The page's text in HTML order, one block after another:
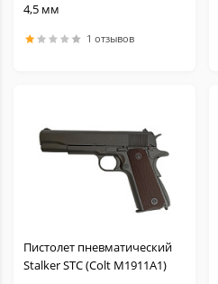
4,5 мм
1 отзывов
Пистолет пневматический
Stalker STC (Colt M1911A1)